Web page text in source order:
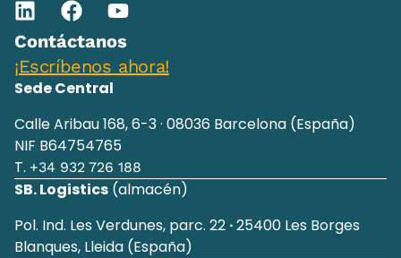
Contáctanos
¡Escríbenos ahora!
Sede Central
Calle Aribau 168, 6-3 · 08036 Barcelona (España)
NIF B64754765
T. +34 932 726 188
SB. Logistics (almacén)
Pol. Ind. Les Verdunes, parc. 22 ·25400 Les Borges
Blanques, Lleida (España)